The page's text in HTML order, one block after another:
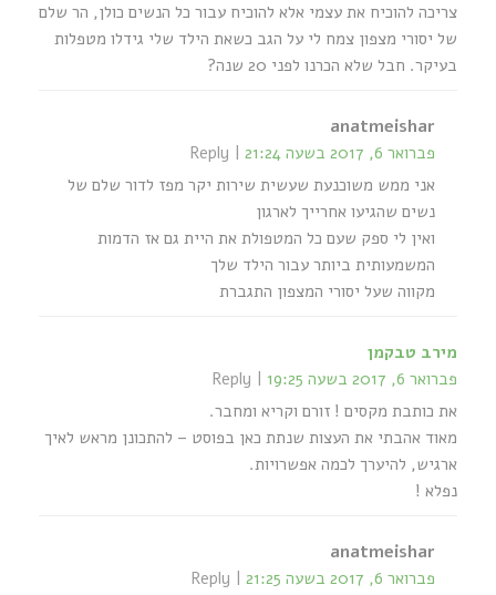
צריכה להוכיח את עצמי אלא להוכיח עבור כל הנשים כולן, הר שלם
של יסורי מצפון צמח לי על הגב כשאת הילד שלי גידלו מטפלות
בעיקר. חבל שלא הכרנו לפני 20 שנה?
anatmeishar
פברואר 6, 2017 בשעה 21:24
Reply
אני ממש משוכנעת שעשית שירות יקר מפז לדור שלם של
נשים שהגיעו אחרייך לארגון
ואין לי ספק שעם כל המטפולת את היית גם אז הדמות
המשמעותית ביותר עבור הילד שלך
מקווה שעל יסורי המצפון התגברת
מירב טבקמן
פברואר 6, 2017 בשעה 19:25
Reply
את כותבת מקסים ! זורם וקריא ומחבר.
מאוד אהבתי את העצות שנתת כאן בפוסט – להתכונן מראש לאיך
ארגיש, להיערך לכמה אפשרויות.
נפלא !
anatmeishar
פברואר 6, 2017 בשעה 21:25
Reply